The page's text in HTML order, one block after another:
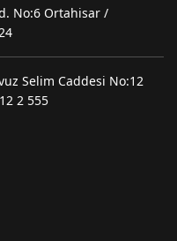
No:6 Ortahisar /
Selim Caddesi No:12
2 555